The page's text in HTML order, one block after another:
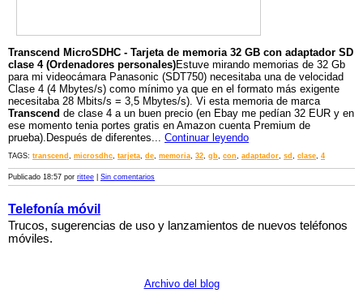
Transcend MicroSDHC - Tarjeta de memoria 32 GB con adaptador SD
clase 4 (Ordenadores personales)Estuve mirando memorias de 32 Gb
para mi videocámara Panasonic (SDT750) necesitaba una de velocidad
Clase 4 (4 Mbytes/s) como mínimo ya que en el formato más exigente
necesitaba 28 Mbits/s = 3,5 Mbytes/s). Vi esta memoria de marca
Transcend de clase 4 a un buen precio (en Ebay me pedían 32 EUR y en
ese momento tenia portes gratis en Amazon cuenta Premium de
prueba).Después de diferentes... Continuar leyendo
TAGS: transcend , microsdhc, tarjeta, de, memoria, 32, gb, con, adaptador, sd , clase, 4
Publicado 18:57 por rittee Sin comentarios
Telefonía móvil
Trucos, sugerencias de uso y lanzamientos de nuevos teléfonos
móviles.
Archivo del blog